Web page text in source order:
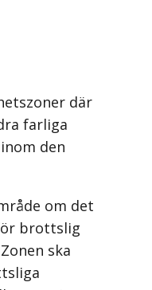
där
farliga
den
om det
brottslig
ska